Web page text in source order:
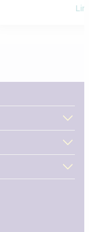
ne pas trouver d’offres.
risque de passer à côté